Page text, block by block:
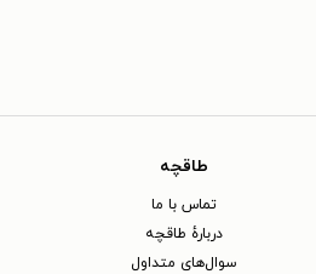
طاقچه
تماس با ما
دربارهٔ طاقچه
سوال‌های متداول